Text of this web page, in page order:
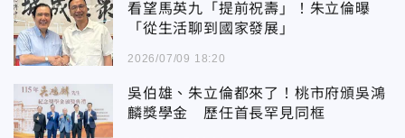
看望馬英九「提前祝壽」！朱立倫曝
「從生活聊到國家發展」
2026/07/09 18:20
吳伯雄、朱立倫都來了！桃市府頒吳鴻
麟獎學金 歷任首長罕見同框